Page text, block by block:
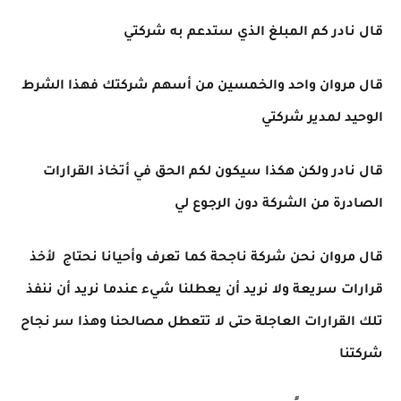
قال نادر كم المبلغ الذي ستدعم به شركتي
قال مروان واحد والخمسين من أسهم شركتك فهذا الشرط
الوحيد لمدير شركتي
قال نادر ولكن هكذا سيكون لكم الحق في أتخاذ القرارات
الصادرة من الشركة دون الرجوع لي
قال مروان نحن شركة ناجحة كما تعرف وأحيانا نحتاج لأخذ
قرارات سريعة ولا نريد أن يعطلنا شيء عندما نريد أن ننفذ
تلك القرارات العاجلة حتى لا تتعطل مصالحنا وهذا سر نجاح
شركتنا